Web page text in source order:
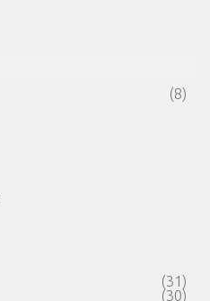
(8)
(31)
(30)